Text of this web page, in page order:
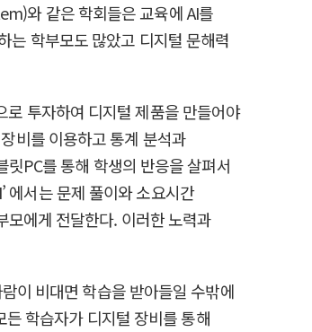
와 같은 학회들은 교육에 AI를
는 학부모도 많았고 디지털 문해력
투자하여 디지털 제품을 만들어야
비를 이용하고 통계 분석과
PC를 통해 학생의 반응을 살펴서
에서는 문제 풀이와 소요시간
모에게 전달한다. 이러한 노력과
이 비대면 학습을 받아들일 수밖에
학습자가 디지털 장비를 통해